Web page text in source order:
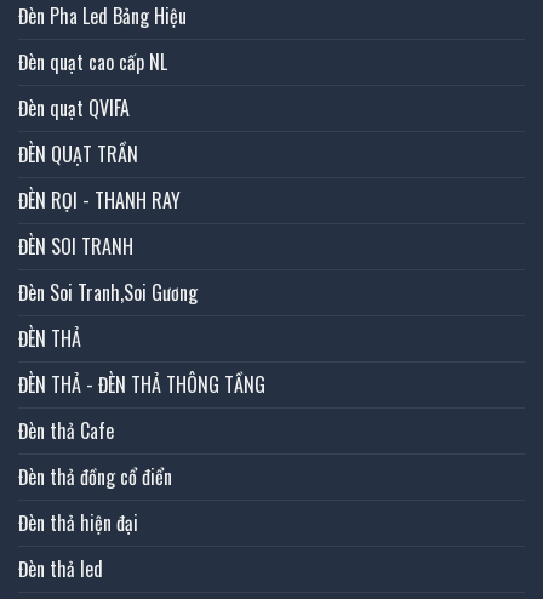
Đèn Pha Led Bảng Hiệu
Đèn quạt cao cấp NL
Đèn quạt QVIFA
ĐÈN QUẠT TRẦN
ĐÈN RỌI - THANH RAY
ĐÈN SOI TRANH
Đèn Soi Tranh,Soi Gương
ĐÈN THẢ
ĐÈN THẢ - ĐÈN THẢ THÔNG TẦNG
Đèn thả Cafe
Đèn thả đồng cổ điển
Đèn thả hiện đại
Đèn thả led